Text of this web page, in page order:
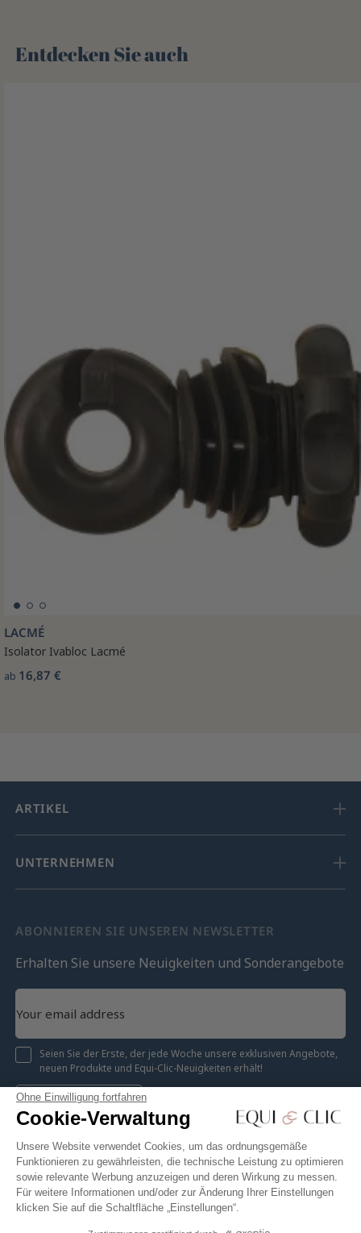
Ohne Einwilligung fortfahren
Cookie-Verwaltung
Unsere Website verwendet Cookies, um das ordnungsgemäße
Funktionieren zu gewährleisten, die technische Leistung zu optimieren
sowie relevante Werbung anzuzeigen und deren Wirkung zu messen.
Für weitere Informationen und/oder zur Änderung Ihrer Einstellungen
klicken Sie auf die Schaltfläche „Einstellungen“.
Entdecken Sie auch 🌻
LACMÉ
Isolator Ivabloc Lacmé
ab 16,87 €
ARTIKEL
UNTERNEHMEN
ABONNIEREN SIE UNSEREN NEWSLETTER
Erhalten Sie unsere Neuigkeiten und Sonderangebote
Seien Sie der Erste, der jede Woche unsere exklusiven Angebote,
neuen Produkte und Equi-Clic-Neuigkeiten erhält!
Registrieren
Facebook Twitter
YouTube
Pinterest
Instagram